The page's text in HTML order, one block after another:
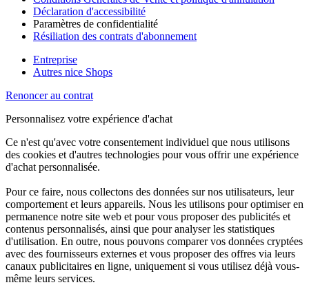
Déclaration d'accessibilité
Paramètres de confidentialité
Résiliation des contrats d'abonnement
Entreprise
Autres nice Shops
Renoncer au contrat
Personnalisez votre expérience d'achat
Ce n'est qu'avec votre consentement individuel que nous utilisons
des cookies et d'autres technologies pour vous offrir une expérience
d'achat personnalisée.
Pour ce faire, nous collectons des données sur nos utilisateurs, leur
comportement et leurs appareils. Nous les utilisons pour optimiser en
permanence notre site web et pour vous proposer des publicités et
contenus personnalisés, ainsi que pour analyser les statistiques
d'utilisation. En outre, nous pouvons comparer vos données cryptées
avec des fournisseurs externes et vous proposer des offres via leurs
canaux publicitaires en ligne, uniquement si vous utilisez déjà vous-
même leurs services.